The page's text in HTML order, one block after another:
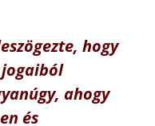
hogy
ahogy
és